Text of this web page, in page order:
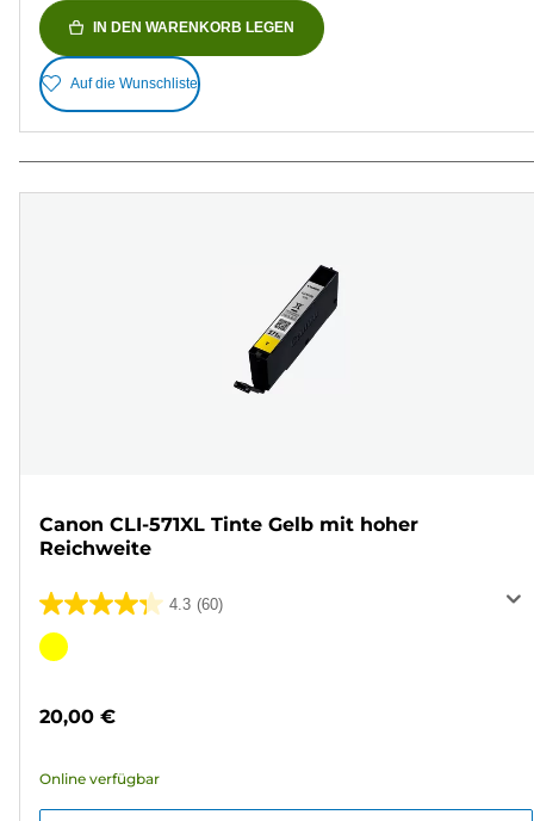
IN DEN WARENKORB LEGEN
Auf die Wunschliste
Canon CLI-571XL Tinte Gelb mit hoher
Reichweite
4.3 (60)
4.3
von
60
Farbpatrone
20,00 €
Online verfügbar